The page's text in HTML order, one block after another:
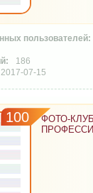
186
2017-07-15
100
ФОТО-